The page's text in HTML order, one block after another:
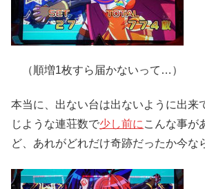
（順増1枚すら届かないって…）
本当に、出ない台は出ないように出来
じような連荘数で少し前にこんな事が
ど、あれがどれだけ奇跡だったか今な